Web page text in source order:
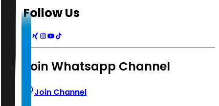
Follow Us
Join Whatsapp Channel
Join Channel